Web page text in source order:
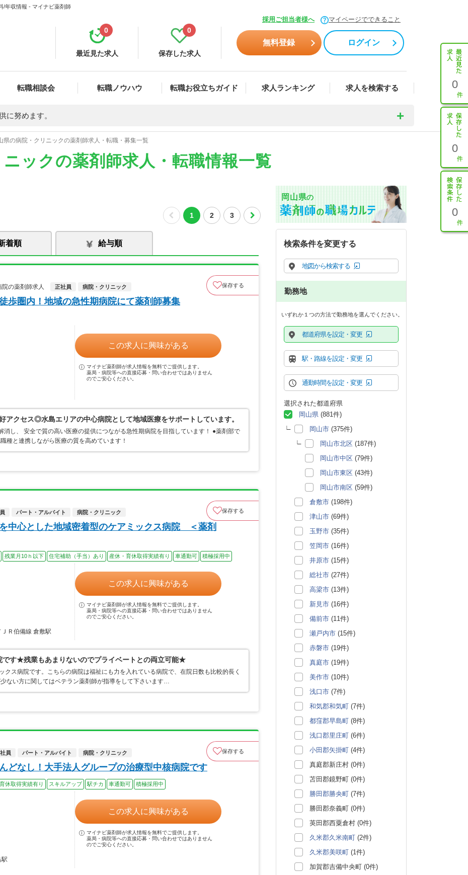
/年収情報 - マイナビ薬剤師
採用ご担当者様へ マイページでできること
最近見た求人
0
保存した求人
0
無料登録 ログイン
転職相談会 転職ノウハウ 転職お役立ちガイド 求人ランキング 求人を検索する 0
0
0
に努めます。
県の病院・クリニックの薬剤師求人・転職・募集一覧
ックの薬剤師求人・転職情報一覧
1 2 3
着順 給与順
の薬剤師求人
正社員 病院・クリニック 保存する
歩圏内！地域の急性期病院にて薬剤師募集
この求人に興味がある
マイナビ薬剤師が求人情報を無料でご提供します。
薬局・病院等への直接応募・問い合わせではありません
のでご安心ください。
アクセス◎水島エリアの中心病院として地域医療をサポートしています。
消し、 安全で質の高い医療の提供につながる急性期病院を目指しています！ ●薬剤部で
種と連携しながら医療の質を高めています！
パート・アルバイト 病院・クリニック 保存する
中心とした地域密着型のケアミックス病院 ＜薬剤
残業月10ｈ以下 住宅補助（手当）あり 産休・育休取得実績有り 車通勤可 積極採用中
Ｒ伯備線 倉敷駅
この求人に興味がある
マイナビ薬剤師が求人情報を無料でご提供します。
薬局・病院等への直接応募・問い合わせではありません
のでご安心ください。
です★残業もあまりないのでプライベートとの両立可能★
クス病院です。こちらの病院は福祉にも力を入れている病院で、在院日数も比較的長く
ない方に関してはベテラン薬剤師が指導をして下さいます…
員 パート・アルバイト 病院・クリニック 保存する
どなし！大手法人グループの治療型中核病院です
休取得実績有り スキルアップ 駅チカ 車通勤可 積極採用中
駅
この求人に興味がある
マイナビ薬剤師が求人情報を無料でご提供します。
薬局・病院等への直接応募・問い合わせではありません
のでご安心ください。
岡山県の
検索条件を変更する
地図から検索する
勤務地
いずれか１つの方法で勤務地を選んでください。
都道府県を設定・変更
駅・路線を設定・変更
通勤時間を設定・変更
選択された都道府県
岡山県 (881件)
岡山市 (375件)
岡山市北区 (187件)
岡山市中区 (79件)
岡山市東区 (43件)
岡山市南区 (59件)
倉敷市 (198件)
津山市 (69件)
玉野市 (35件)
笠岡市 (16件)
井原市 (15件)
総社市 (27件)
高梁市 (13件)
新見市 (16件)
備前市 (11件)
瀬戸内市 (15件)
赤磐市 (19件)
真庭市 (19件)
美作市 (10件)
浅口市 (7件)
和気郡和気町 (7件)
都窪郡早島町 (8件)
浅口郡里庄町 (6件)
小田郡矢掛町 (4件)
真庭郡新庄村 (0件)
苫田郡鏡野町 (0件)
勝田郡勝央町 (7件)
勝田郡奈義町 (0件)
英田郡西粟倉村 (0件)
久米郡久米南町 (2件)
久米郡美咲町 (1件)
加賀郡吉備中央町 (0件)